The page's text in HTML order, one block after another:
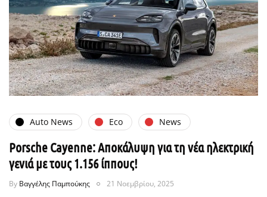
Auto News Eco News
Porsche Cayenne: Αποκάλυψη για τη νέα ηλεκτρική
γενιά με τους 1.156 ίππους!
By Βαγγέλης Παμπούκης 21 Νοεμβρίου, 2025